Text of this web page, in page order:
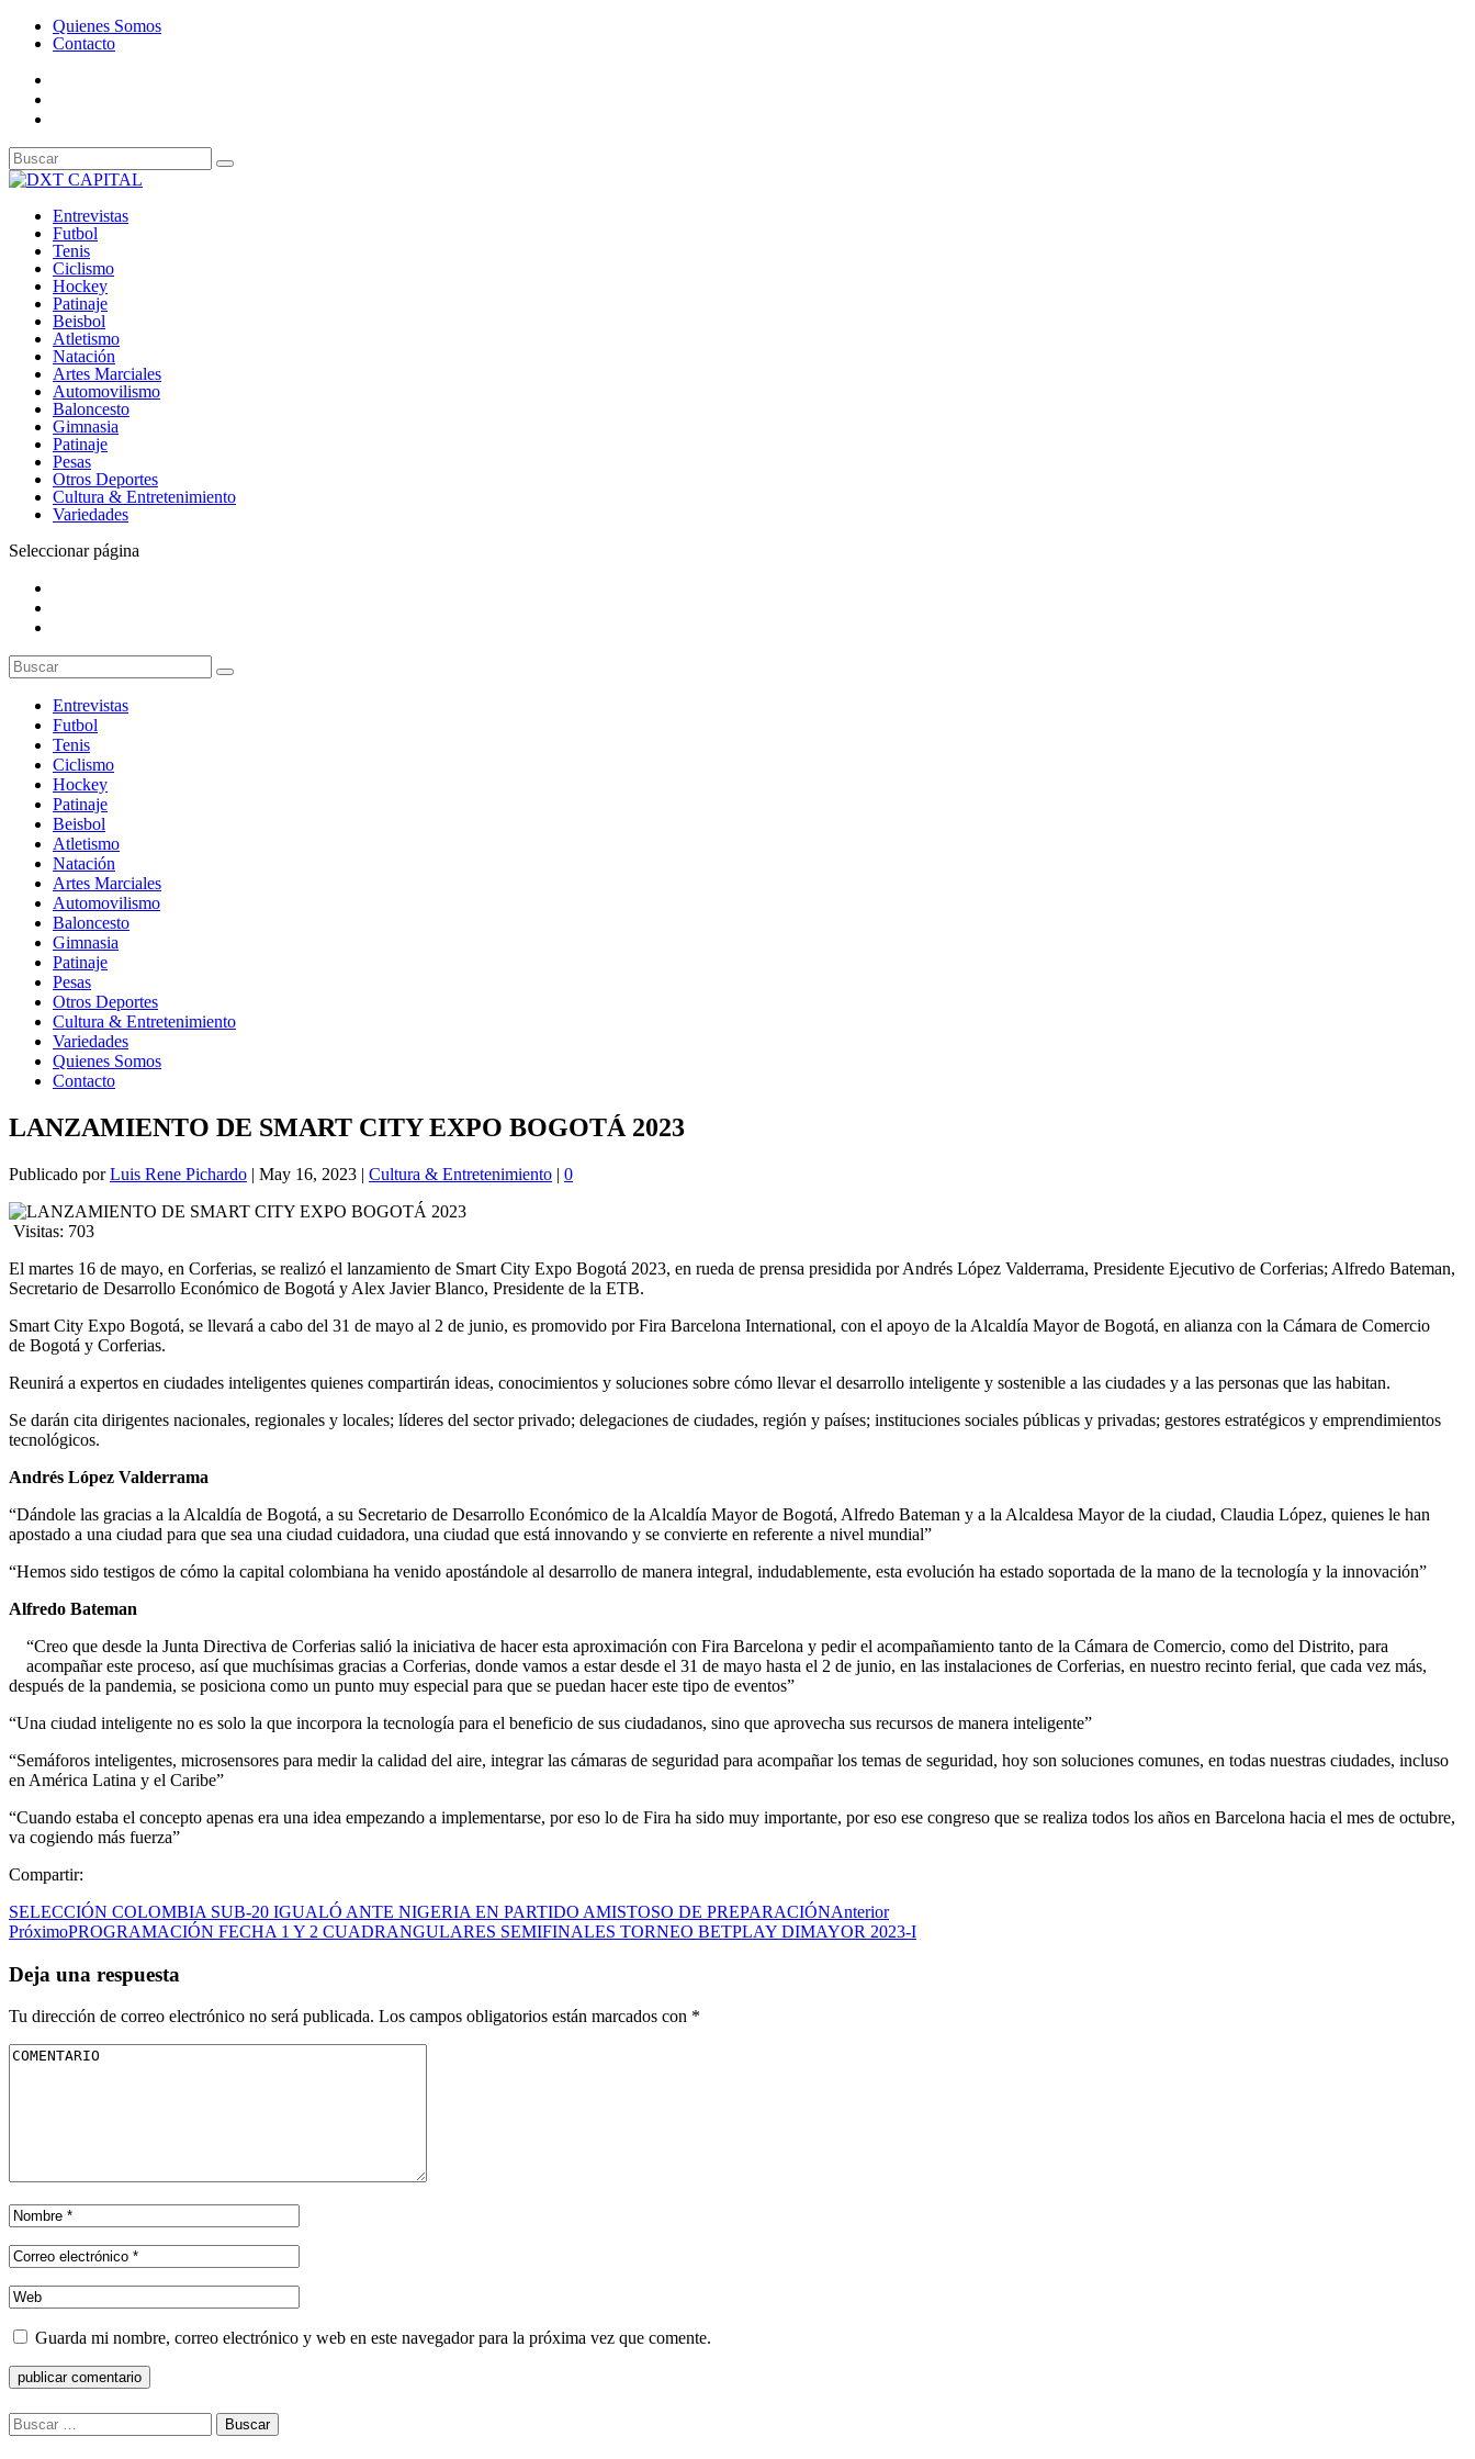
Quienes Somos
Contacto
Entrevistas
Futbol
Tenis
Ciclismo
Hockey
Patinaje
Beisbol
Atletismo
Natación
Artes Marciales
Automovilismo
Baloncesto
Gimnasia
Patinaje
Pesas
Otros Deportes
Cultura & Entretenimiento
Variedades
Seleccionar página
Entrevistas
Futbol
Tenis
Ciclismo
Hockey
Patinaje
Beisbol
Atletismo
Natación
Artes Marciales
Automovilismo
Baloncesto
Gimnasia
Patinaje
Pesas
Otros Deportes
Cultura & Entretenimiento
Variedades
Quienes Somos
Contacto
LANZAMIENTO DE SMART CITY EXPO BOGOTÁ 2023
Publicado porLuis Rene Pichardo | May 16, 2023 | Cultura & Entretenimiento | 0
Visitas: 703
El martes 16 de mayo, en Corferias, se realizó el lanzamiento de Smart City Expo Bogotá 2023, en rueda de prensa presidida por Andrés López Valderrama, Presidente Ejecutivo de Corferias; Alfredo Bateman,
Secretario de Desarrollo Económico de Bogotá y Alex Javier Blanco, Presidente de la ETB.
Smart City Expo Bogotá, se llevará a cabo del 31 de mayo al 2 de junio, es promovido por Fira Barcelona International, con el apoyo de la Alcaldía Mayor de Bogotá, en alianza con la Cámara de Comercio
de Bogotá y Corferias.
Reunirá a expertos en ciudades inteligentes quienes compartirán ideas, conocimientos y soluciones sobre cómo llevar el desarrollo inteligente y sostenible a las ciudades y a las personas que las habitan.
Se darán cita dirigentes nacionales, regionales y locales; líderes del sector privado; delegaciones de ciudades, región y países; instituciones sociales públicas y privadas; gestores estratégicos y emprendimientos
tecnológicos.
Andrés López Valderrama
“Dándole las gracias a la Alcaldía de Bogotá, a su Secretario de Desarrollo Económico de la Alcaldía Mayor de Bogotá, Alfredo Bateman y a la Alcaldesa Mayor de la ciudad, Claudia López, quienes le han
apostado a una ciudad para que sea una ciudad cuidadora, una ciudad que está innovando y se convierte en referente a nivel mundial”
“Hemos sido testigos de cómo la capital colombiana ha venido apostándole al desarrollo de manera integral, indudablemente, esta evolución ha estado soportada de la mano de la tecnología y la innovación”
Alfredo Bateman
“Creo que desde la Junta Directiva de Corferias salió la iniciativa de hacer esta aproximación con Fira Barcelona y pedir el acompañamiento tanto de la Cámara de Comercio, como del Distrito, para
acompañar este proceso, así que muchísimas gracias a Corferias, donde vamos a estar desde el 31 de mayo hasta el 2 de junio, en las instalaciones de Corferias, en nuestro recinto ferial, que cada vez más,
después de la pandemia, se posiciona como un punto muy especial para que se puedan hacer este tipo de eventos”
“Una ciudad inteligente no es solo la que incorpora la tecnología para el beneficio de sus ciudadanos, sino que aprovecha sus recursos de manera inteligente”
“Semáforos inteligentes, microsensores para medir la calidad del aire, integrar las cámaras de seguridad para acompañar los temas de seguridad, hoy son soluciones comunes, en todas nuestras ciudades, incluso
en América Latina y el Caribe”
“Cuando estaba el concepto apenas era una idea empezando a implementarse, por eso lo de Fira ha sido muy importante, por eso ese congreso que se realiza todos los años en Barcelona hacia el mes de octubre,
va cogiendo más fuerza”
Compartir:
SELECCIÓN COLOMBIA SUB-20 IGUALÓ ANTE NIGERIA EN PARTIDO AMISTOSO DE PREPARACIÓNAnterior
PróximoPROGRAMACIÓN FECHA 1 Y 2 CUADRANGULARES SEMIFINALES TORNEO BETPLAY DIMAYOR 2023-I
Deja una respuesta
Tu dirección de correo electrónico no será publicada. Los campos obligatorios están marcados con *
Guarda mi nombre, correo electrónico y web en este navegador para la próxima vez que comente.
Buscar: